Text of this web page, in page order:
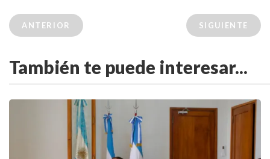
ANTERIOR SIGUIENTE
También te puede interesar...